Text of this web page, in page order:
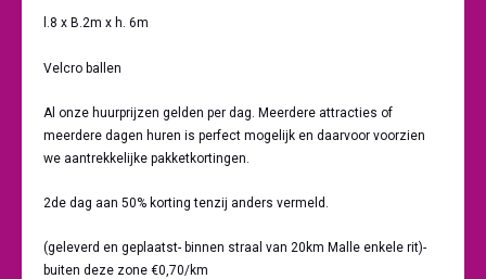
l.8 x B.2m x h. 6m
Velcro ballen
Al onze huurprijzen gelden per dag. Meerdere attracties of
meerdere dagen huren is perfect mogelijk en daarvoor voorzien
we aantrekkelijke pakketkortingen.
2de dag aan 50% korting tenzij anders vermeld.
(geleverd en geplaatst- binnen straal van 20km Malle enkele rit)-
buiten deze zone €0,70/km